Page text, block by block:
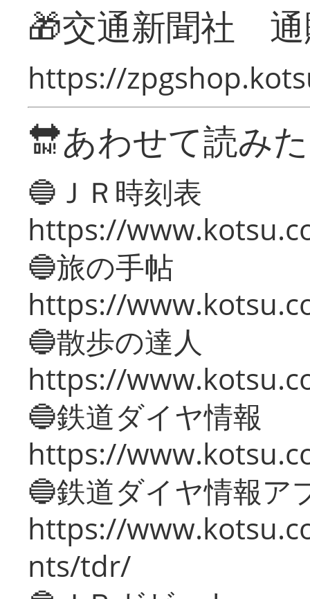
🎁交通新聞社
https://
🔛あわせて読み
🔵ＪＲ時刻表
https://
🔵旅の手帖
https://
🔵散歩の達人
https://
🔵鉄道ダイヤ情報
https://
🔵鉄道ダイヤ情報ア
https://
nts/tdr/